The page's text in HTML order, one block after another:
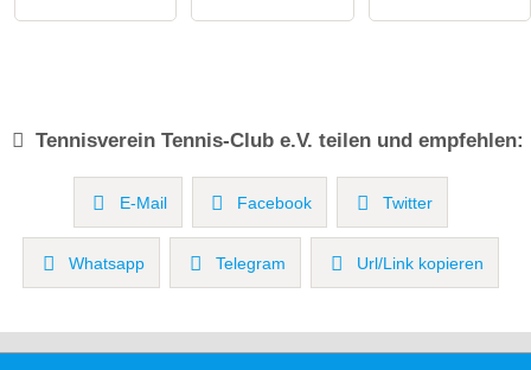
Tennisverein Tennis-Club e.V. teilen und empfehlen:
E-Mail Facebook Twitter
Whatsapp Telegram Url/Link kopieren